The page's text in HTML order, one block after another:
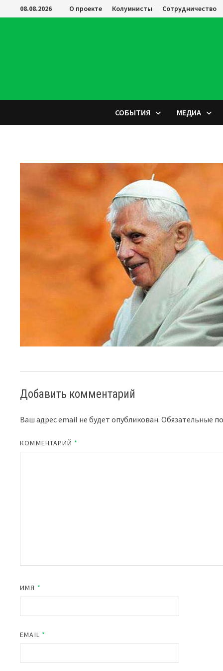
Перейти
к
08.08.2026 О проекте Колумнисты Сотрудничество
СОБЫТИЯ МЕДИА
Добавить комментарий
Ваш адрес email не будет опубликован. Обязательные
КОММЕНТАРИЙ *
ИМЯ *
EMAIL *